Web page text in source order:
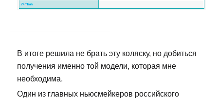
В итоге решила не брать эту коляску, но добиться
получения именно той модели, которая мне
необходима.
Один из главных ньюсмейкеров российского